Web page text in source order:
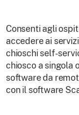
Consenti agli
accedere ai
chioschi self-
chiosco a singola
software da
con il software